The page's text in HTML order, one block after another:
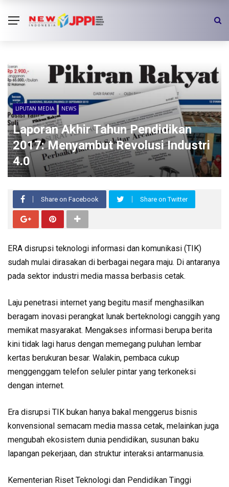
LIPUTAN MEDIA NEWS
Laporan Akhir Tahun Pendidikan
2017: Menyambut Revolusi Industri
4.0
Share on Facebook Share on Twitter
ERA disrupsi teknologi informasi dan komunikasi (TIK)
sudah mulai dirasakan di berbagai negara maju. Di antaranya
pada sektor industri media massa berbasis cetak.
Laju penetrasi internet yang begitu masif menghasilkan
beragam inovasi perangkat lunak berteknologi canggih yang
memikat masyarakat. Mengakses informasi berupa berita
kini tidak lagi harus dengan memegang puluhan lembar
kertas berukuran besar. Walakin, pembaca cukup
menggenggam telefon seluler pintar yang terkoneksi
dengan internet.
Era disrupsi TIK bukan hanya bakal menggerus bisnis
konvensional semacam media massa cetak, melainkan juga
mengubah ekosistem dunia pendidikan, susunan baku
lapangan pekerjaan, dan struktur interaksi antarmanusia.
Kementerian Riset Teknologi dan Pendidikan Tinggi